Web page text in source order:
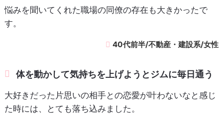
悩みを聞いてくれた職場の同僚の存在も大きかったで
す。
40代前半/不動産・建設系/女性
体を動かして気持ちを上げようとジムに毎日通う
大好きだった片思いの相手との恋愛が叶わないなと感じ
た時には、とても落ち込みました。